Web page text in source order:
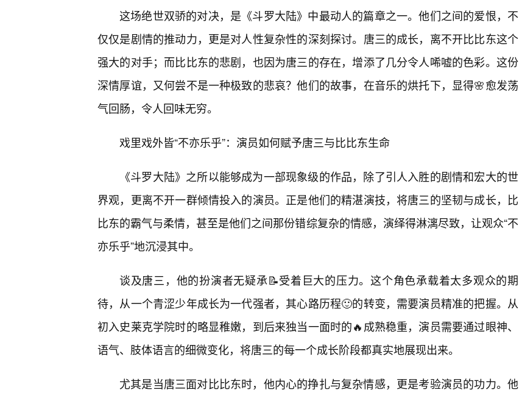
这场绝世双骄的对决，是《斗罗大陆》中最动人的篇章之一。他们之间的爱恨，不
仅仅是剧情的推动力，更是对人性复杂性的深刻探讨。唐三的成长，离不开比比东这个
强大的对手；而比比东的悲剧，也因为唐三的存在，增添了几分令人唏嘘的色彩。这份
深情厚谊，又何尝不是一种极致的悲哀？他们的故事，在音乐的烘托下，显得🌸愈发荡
气回肠，令人回味无穷。
戏里戏外皆“不亦乐乎”：演员如何赋予唐三与比比东生命
《斗罗大陆》之所以能够成为一部现象级的作品，除了引人入胜的剧情和宏大的世
界观，更离不开一群倾情投入的演员。正是他们的精湛演技，将唐三的坚韧与成长，比
比东的霸气与柔情，甚至是他们之间那份错综复杂的情感，演绎得淋漓尽致，让观众“不
亦乐乎”地沉浸其中。
谈及唐三，他的扮演者无疑承📝受着巨大的压力。这个角色承载着太多观众的期
待，从一个青涩少年成长为一代强者，其心路历程🙂的转变，需要演员精准的把握。从
初入史莱克学院时的略显稚嫩，到后来独当一面时的🔥成熟稳重，演员需要通过眼神、
语气、肢体语言的细微变化，将唐三的每一个成长阶段都真实地展现出来。
尤其是当唐三面对比比东时，他内心的挣扎与复杂情感，更是考验演员的功力。他